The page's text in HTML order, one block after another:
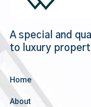
A special and
to luxury
Home
About